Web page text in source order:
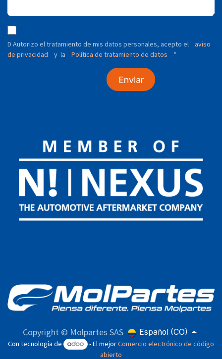
D Autorizo ​​el tratamiento de mis datos personales, acepto el
aviso
de privacidad
y la Política de tratamiento de datos *
Enviar
Copyright © Molpartes SAS Español (CO)
Con tecnología de - El mejorComercio electrónico de código
abierto